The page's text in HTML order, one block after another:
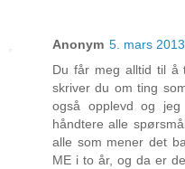
Anonym 5. mars
Du får meg alltid til å
skriver du om ting
også opplevd og
håndtere alle
alle som mener det
ME i to år, og da er